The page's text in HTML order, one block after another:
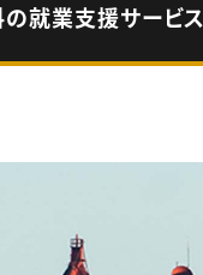
就業支援サービ